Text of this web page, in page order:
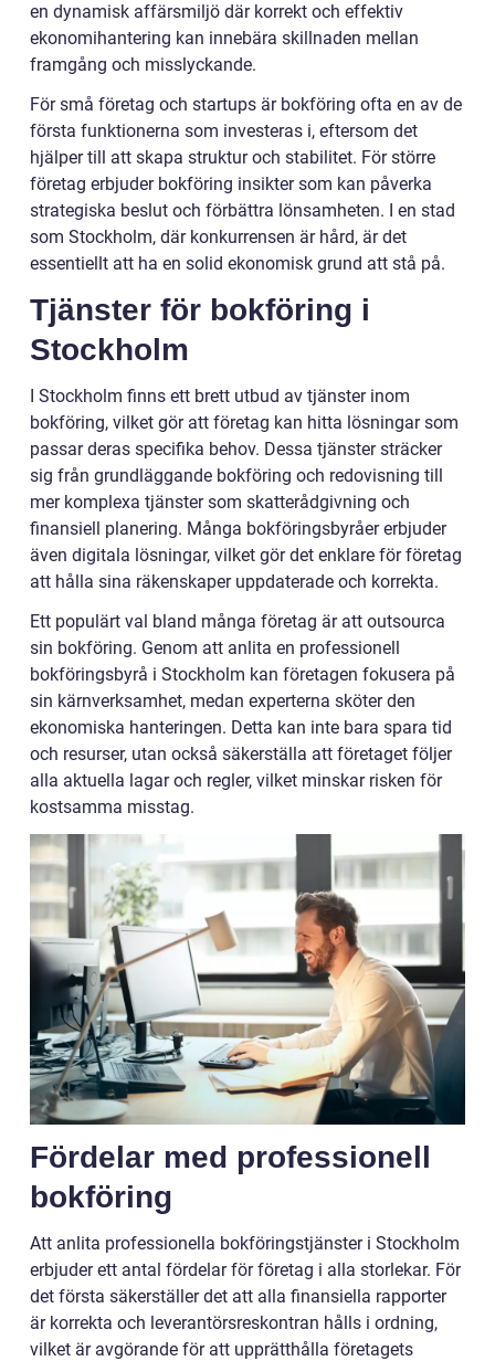
en dynamisk affärsmiljö där korrekt och effektiv
ekonomihantering kan innebära skillnaden mellan
framgång och misslyckande.
För små företag och startups är bokföring ofta en av de
första funktionerna som investeras i, eftersom det
hjälper till att skapa struktur och stabilitet. För större
företag erbjuder bokföring insikter som kan påverka
strategiska beslut och förbättra lönsamheten. I en stad
som Stockholm, där konkurrensen är hård, är det
essentiellt att ha en solid ekonomisk grund att stå på.
Tjänster för bokföring i
Stockholm
I Stockholm finns ett brett utbud av tjänster inom
bokföring, vilket gör att företag kan hitta lösningar som
passar deras specifika behov. Dessa tjänster sträcker
sig från grundläggande bokföring och redovisning till
mer komplexa tjänster som skatterådgivning och
finansiell planering. Många bokföringsbyråer erbjuder
även digitala lösningar, vilket gör det enklare för företag
att hålla sina räkenskaper uppdaterade och korrekta.
Ett populärt val bland många företag är att outsourca
sin bokföring. Genom att anlita en professionell
bokföringsbyrå i Stockholm kan företagen fokusera på
sin kärnverksamhet, medan experterna sköter den
ekonomiska hanteringen. Detta kan inte bara spara tid
och resurser, utan också säkerställa att företaget följer
alla aktuella lagar och regler, vilket minskar risken för
kostsamma misstag.
Fördelar med professionell
bokföring
Att anlita professionella bokföringstjänster i Stockholm
erbjuder ett antal fördelar för företag i alla storlekar. För
det första säkerställer det att alla finansiella rapporter
är korrekta och leverantörsreskontran hålls i ordning,
vilket är avgörande för att upprätthålla företagets